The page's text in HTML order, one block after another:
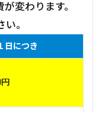
変わります。
。
日につき